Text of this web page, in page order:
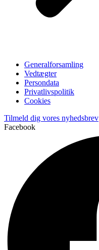
Generalforsamling
Vedtægter
Persondata
Privatlivspolitik
Cookies
Tilmeld dig vores nyhedsbrev
Facebook